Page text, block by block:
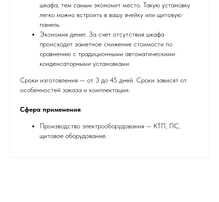
шкафа, тем самым экономит место. Такую установку
легко можно встроить в вашу ячейку или щитовую
панель.
Экономия денег. За счет отсутствия шкафа
происходит заметное снижение стоимости по
сравнению с традиционными автоматическими
конденсаторными установками.
Сроки изготовления — от 3 до 45 дней. Сроки зависят от
особенностей заказа и комплектации.
Сфера применения
Производство электрооборудования — КТП, ПС,
щитовое оборудование.